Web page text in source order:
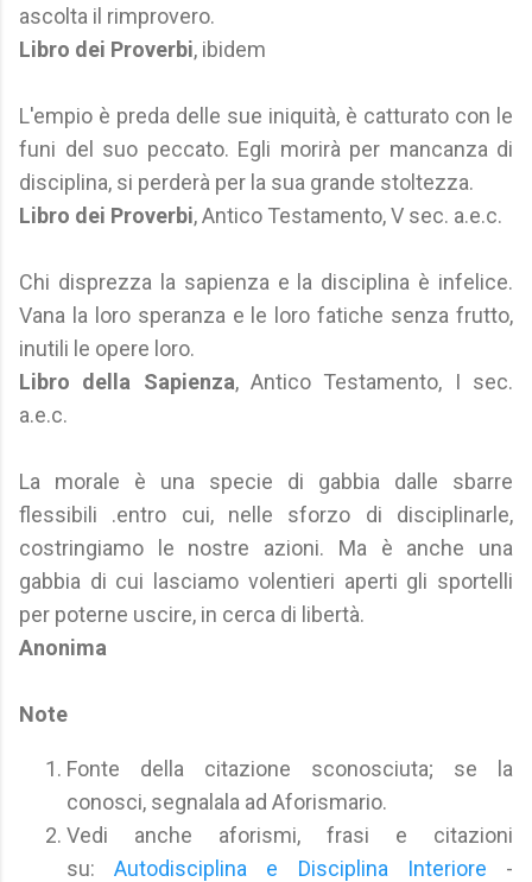
ascolta il rimprovero.
Libro dei Proverbi, ibidem
L'empio è preda delle sue iniquità, è catturato con le
funi del suo peccato. Egli morirà per mancanza di
disciplina, si perderà per la sua grande stoltezza.
Libro dei Proverbi, Antico Testamento, V sec. a.e.c.
Chi disprezza la sapienza e la disciplina è infelice.
Vana la loro speranza e le loro fatiche senza frutto,
inutili le opere loro.
Libro della Sapienza, Antico Testamento, I sec.
a.e.c.
La morale è una specie di gabbia dalle sbarre
flessibili .entro cui, nelle sforzo di disciplinarle,
costringiamo le nostre azioni. Ma è anche una
gabbia di cui lasciamo volentieri aperti gli sportelli
per poterne uscire, in cerca di libertà.
Anonima
Note
Fonte della citazione sconosciuta; se la
conosci, segnalala ad Aforismario.
Vedi anche aforismi, frasi e citazioni
su:Autodisciplina e Disciplina Interiore -